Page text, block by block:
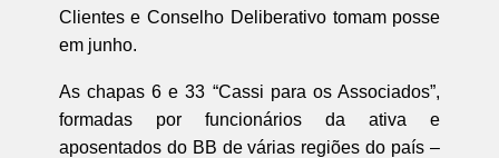
Clientes e Conselho Deliberativo tomam posse
em junho.
As chapas 6 e 33 “Cassi para os Associados”,
formadas por funcionários da ativa e
aposentados do BB de várias regiões do país –